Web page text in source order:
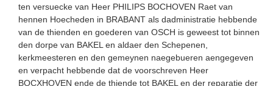
ten versuecke van Heer PHILIPS BOCHOVEN Raet van
hennen Hoecheden in BRABANT als dadministratie hebbende
van de thienden en goederen van OSCH is geweest tot binnen
den dorpe van BAKEL en aldaer den Schepenen,
kerkmeesteren en den gemeynen naegebueren aengegeven
en verpacht hebbende dat de voorschreven Heer
BOCXHOVEN ende de thiende tot BAKEL en der reparatie der